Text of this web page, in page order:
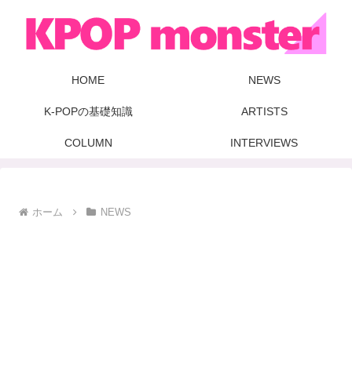
HOME NEWS
K-POPの基礎知識 ARTISTS
COLUMN INTERVIEWS
ホーム NEWS